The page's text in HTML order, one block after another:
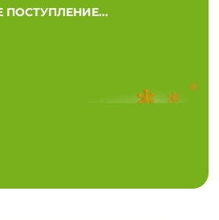
ПОСТУПЛЕНИЕ...